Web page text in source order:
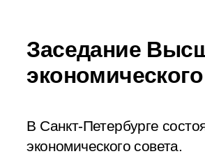
Заседание
В Санкт-Петербурге
экономического совета.